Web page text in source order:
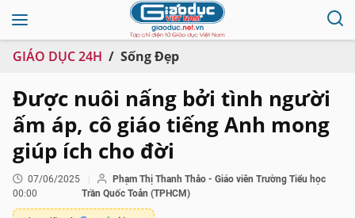
GIÁO DỤC 24H Sống Đẹp
Được nuôi nấng bởi tình người
ấm áp, cô giáo tiếng Anh mong
giúp ích cho đời
07/06/2025
00:00
Phạm Thị Thanh Thảo - Giáo viên Trường Tiểu học
Trần Quốc Toản (TPHCM)